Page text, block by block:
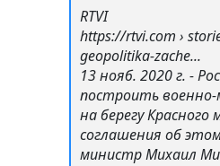
RTVI
https://rtvi.com ›
geopolitika-zache...
13 нояб. 2020 г. -
построить военно-
на берегу
соглашения об
министр Михаил